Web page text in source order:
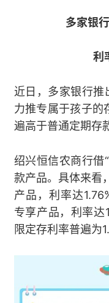
多家银
利
近日，多家银行推
力推专属于孩子的
遍高于普通定期存
绍兴恒信农商行借
款产品。具体来看
产品，利率达
专享产品，利率达
限定存利率普遍为